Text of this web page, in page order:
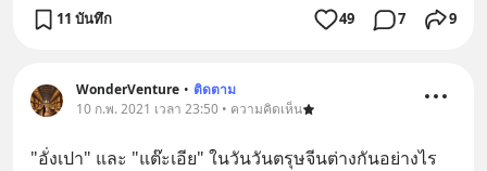
11 บันทึก 49 7 9
WonderVenture • ติดตาม
10 ก.พ. 2021 เวลา 23:50 • ความคิดเห็น
"อั่งเปา" และ "แต๊ะเอีย" ในวันวันตรุษจีนต่างกันอย่างไร